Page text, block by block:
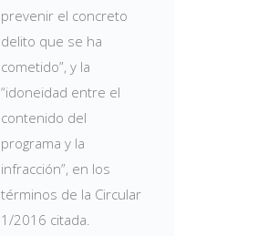
prevenir el concreto
delito que se ha
cometido”, y la
“idoneidad entre el
contenido del
programa y la
infracción”, en los
términos de la Circular
1/2016 citada.